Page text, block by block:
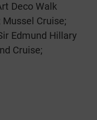
Deco Walk
Cruise;
Edmund Hillary
Cruise;